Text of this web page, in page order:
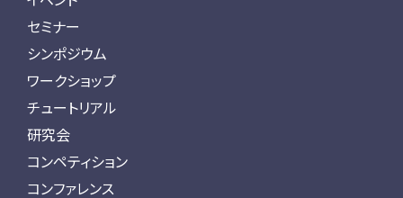
セミナー
シンポジウム
ワークショップ
チュートリアル
研究会
コンペティション
コンファレンス